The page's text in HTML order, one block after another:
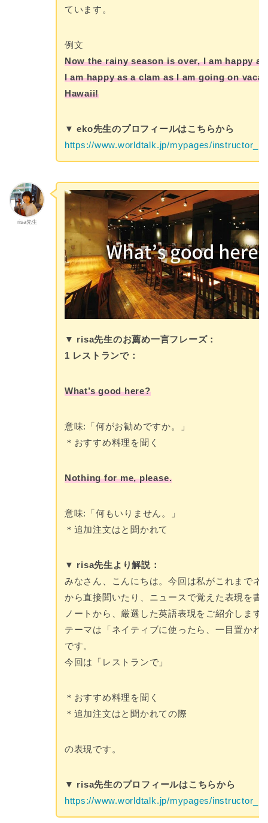
ています。
例文
Now the rainy season is over, I am happy
I am happy as a clam as I am going on
Hawaii!
▼ eko先生のプロフィールはこちらから
https://www.worldtalk.jp/mypages/
risa先生
▼ risa先生のお薦め一言フレーズ：
1 レストランで：
What’s good here?
意味:「何がお勧めですか。」
＊おすすめ料理を聞く
Nothing for me, please.
意味:「何もいりません。」
＊追加注文はと聞かれて
▼ risa先生より解説：
みなさん、こんにちは。今回は私がこれまでネ
から直接聞いたり、ニュースで覚えた表現を書
ノートから、厳選した英語表現をご紹介します
テーマは「ネイティブに使ったら、一目置かれ
です。
今回は「レストランで」
＊おすすめ料理を聞く
＊追加注文はと聞かれての際
の表現です。
▼ risa先生のプロフィールはこちらから
https://www.worldtalk.jp/mypages/